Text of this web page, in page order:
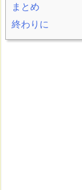
まとめ
終わりに